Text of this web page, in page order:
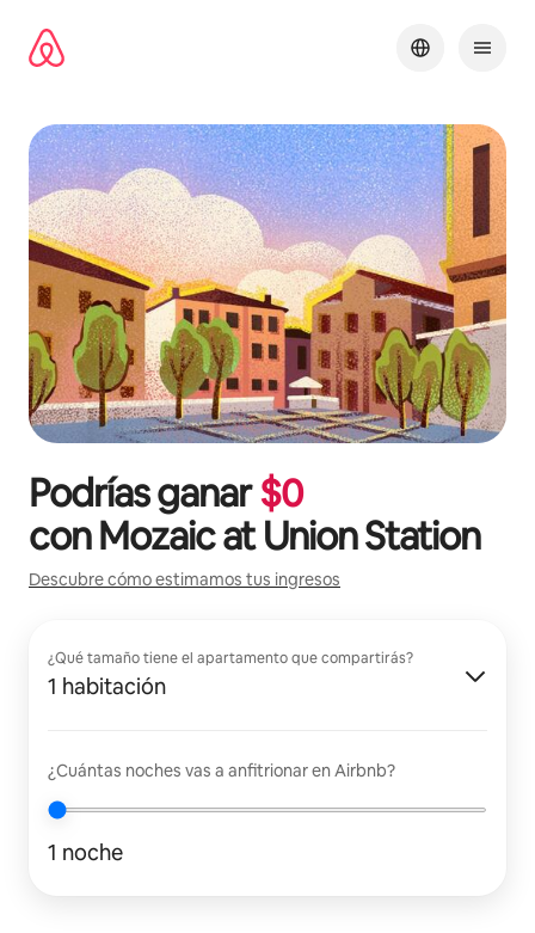
contenido
Podrías ganar$0
conMozaic at Union Station
Descubre cómo estimamos tus ingresos
¿Qué tamaño tiene el apartamento que compartirás?
1 habitación
¿Cuántas noches vas a anfitrionar en Airbnb?
1 noche